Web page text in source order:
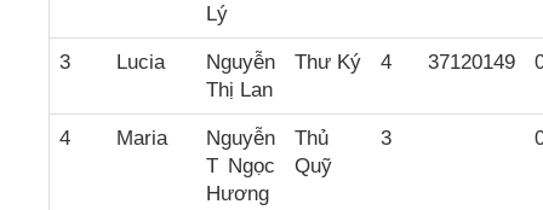
Lý
3 Lucia
Nguyễn
Thị Lan
Thư Ký 4 37120149
4 Maria
Nguyễn
T Ngọc
Hương
Thủ
Quỹ
3